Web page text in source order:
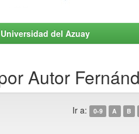
del Azuay
Autor
Ir a: 0-9 A B